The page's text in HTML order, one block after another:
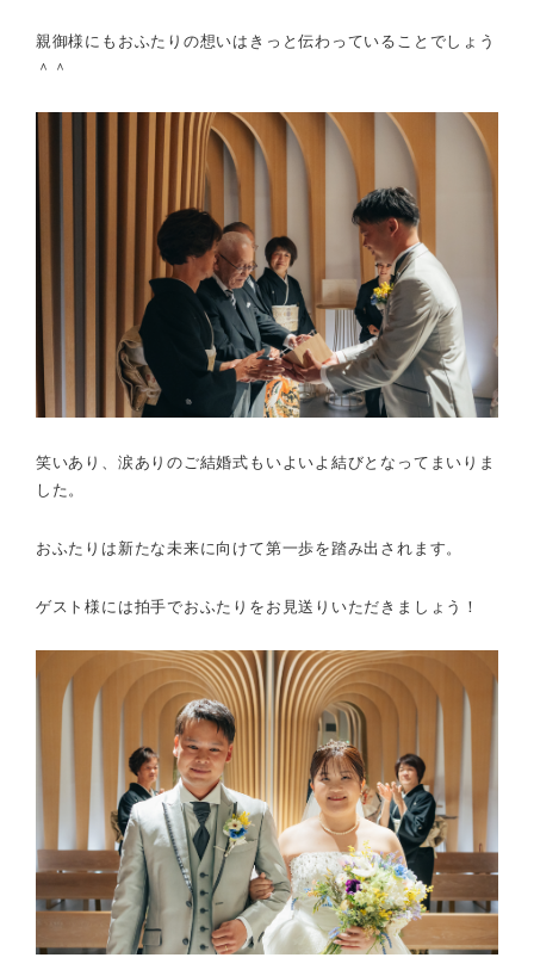
親御様にもおふたりの想いはきっと伝わっていることでしょう
＾＾
笑いあり、涙ありのご結婚式もいよいよ結びとなってまいりま
した。
おふたりは新たな未来に向けて第一歩を踏み出されます。
ゲスト様には拍手でおふたりをお見送りいただきましょう！